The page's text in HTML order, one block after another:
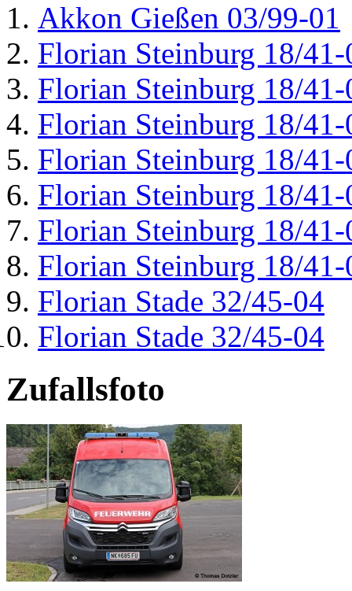
Akkon Gießen 03/99-01
Florian Steinburg 18/41-
Florian Steinburg 18/41-
Florian Steinburg 18/41-
Florian Steinburg 18/41-
Florian Steinburg 18/41-
Florian Steinburg 18/41-
Florian Steinburg 18/41-
Florian Stade 32/45-04
Florian Stade 32/45-04
Zufallsfoto